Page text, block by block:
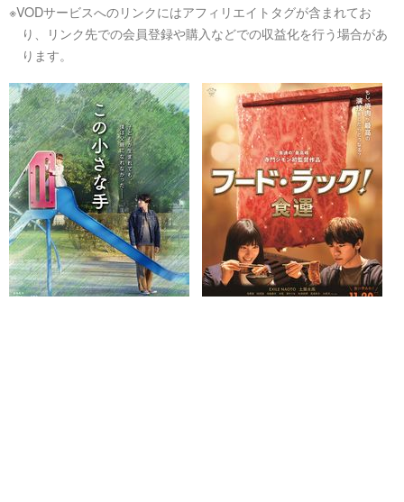
※VODサービスへのリンクにはアフィリエイトタグが含まれてお
り、リンク先での会員登録や購入などでの収益化を行う場合があ
ります。